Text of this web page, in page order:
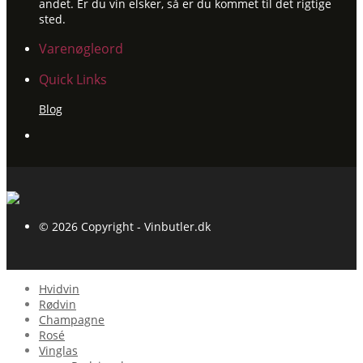
andet. Er du vin elsker, så er du kommet til det rigtige
sted.
Varenøgleord
Quick Links
Blog
© 2026 Copyright - Vinbutler.dk
Hvidvin
Rødvin
Champagne
Rosé
Vinglas